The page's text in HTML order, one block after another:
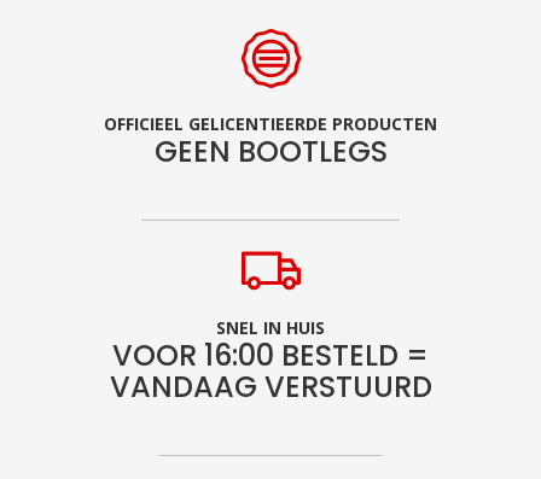
OFFICIEEL GELICENTIEERDE PRODUCTEN
GEEN BOOTLEGS
SNEL IN HUIS
VOOR 16:00 BESTELD =
VANDAAG VERSTUURD